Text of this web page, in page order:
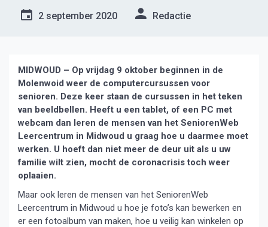
2 september 2020 Redactie
MIDWOUD – Op vrijdag 9 oktober beginnen in de
Molenwoid weer de computercursussen voor
senioren. Deze keer staan de cursussen in het teken
van beeldbellen. Heeft u een tablet, of een PC met
webcam dan leren de mensen van het SeniorenWeb
Leercentrum in Midwoud u graag hoe u daarmee moet
werken. U hoeft dan niet meer de deur uit als u uw
familie wilt zien, mocht de coronacrisis toch weer
oplaaien.
Maar ook leren de mensen van het SeniorenWeb
Leercentrum in Midwoud u hoe je foto’s kan bewerken en
er een fotoalbum van maken, hoe u veilig kan winkelen op